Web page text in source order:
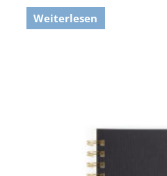
Weiterlesen